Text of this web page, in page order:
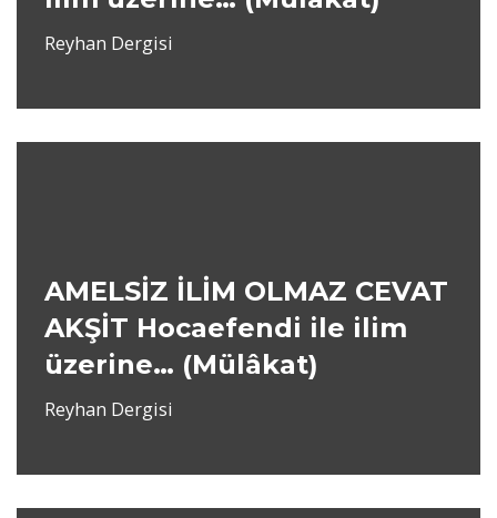
Reyhan Dergisi
AMELSİZ İLİM OLMAZ CEVAT
AKŞİT Hocaefendi ile ilim
üzerine… (Mülâkat)
Reyhan Dergisi